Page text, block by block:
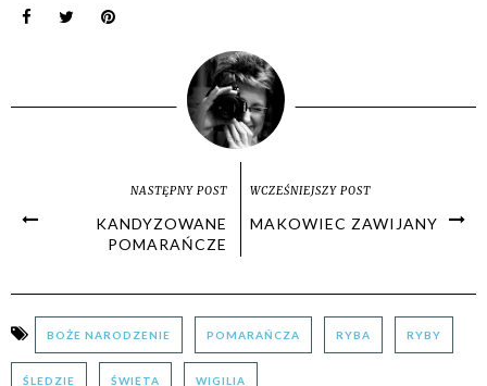
NASTĘPNY POST
KANDYZOWANE
POMARAŃCZE
WCZEŚNIEJSZY POST
MAKOWIEC ZAWIJANY
BOŻE NARODZENIE POMARAŃCZA RYBA RYBY
ŚLEDZIE ŚWIĘTA WIGILIA